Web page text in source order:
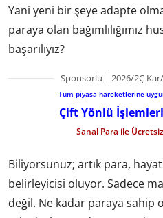
Yani yeni bir şeye adapte
paraya olan bağımlılığımız
başarılıyız?
Sponsorlu | 2026/2Ç
Tüm piyasa hareketlerine
Çift Yönlü
Sanal Para ile
Biliyorsunuz; artık para,
belirleyicisi oluyor. Sadece
değil. Ne kadar paraya sahip